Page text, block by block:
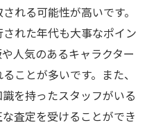
比較する手法
き出す交渉術
価格差の実態
ジュール管理
録する重要性
れる可能性が高いです。
れた年代も大事なポイン
人気のあるキャラクター
ことが多いです。また、
を持ったスタッフがいる
査定を受けることができ